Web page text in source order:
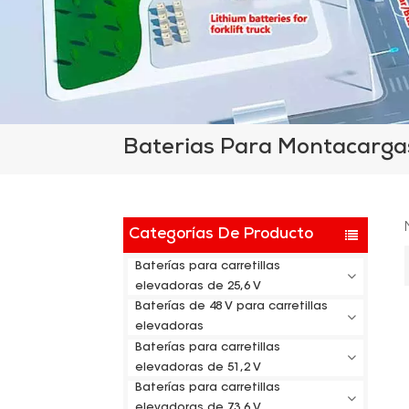
Baterias Para
Categorías De Producto
Baterías para carretillas
elevadoras de 25,6 V
Baterías de 48 V para carretillas
elevadoras
Baterías para carretillas
elevadoras de 51,2 V
Baterías para carretillas